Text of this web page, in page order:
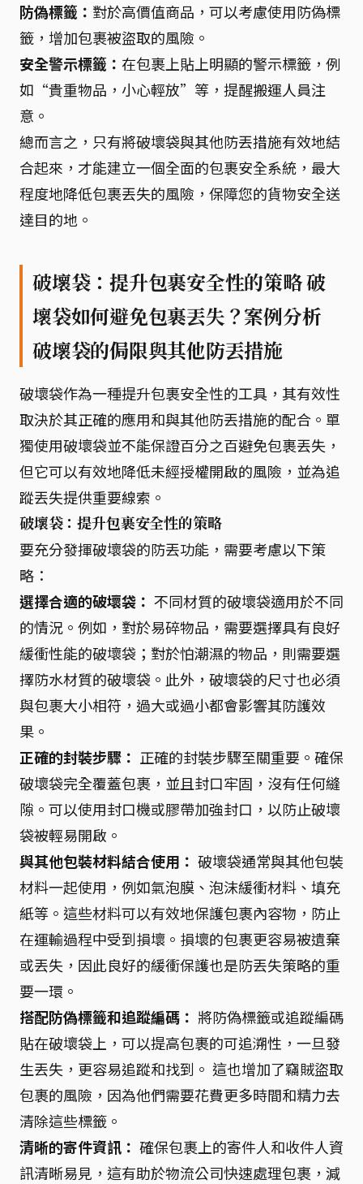
防偽標籤： 對於高價值商品，可以考慮使用防偽標
籤，增加包裹被盜取的風險。
安全警示標籤： 在包裹上貼上明顯的警示標籤，例
如“貴重物品，小心輕放”等，提醒搬運人員注
意。
總而言之，只有將破壞袋與其他防丟措施有效地結
合起來，才能建立一個全面的包裹安全系統，最大
程度地降低包裹丟失的風險，保障您的貨物安全送
達目的地。
破壞袋：提升包裹安全性的策略 破
壞袋如何避免包裹丟失？案例分析
破壞袋的侷限與其他防丟措施
破壞袋作為一種提升包裹安全性的工具，其有效性
取決於其正確的應用和與其他防丟措施的配合。單
獨使用破壞袋並不能保證百分之百避免包裹丟失，
但它可以有效地降低未經授權開啟的風險，並為追
蹤丟失提供重要線索。
破壞袋：提升包裹安全性的策略
要充分發揮破壞袋的防丟功能，需要考慮以下策
略：
選擇合適的破壞袋： 不同材質的破壞袋適用於不同
的情況。例如，對於易碎物品，需要選擇具有良好
緩衝性能的破壞袋；對於怕潮濕的物品，則需要選
擇防水材質的破壞袋。此外，破壞袋的尺寸也必須
與包裹大小相符，過大或過小都會影響其防護效
果。
正確的封裝步驟： 正確的封裝步驟至關重要。確保
破壞袋完全覆蓋包裹，並且封口牢固，沒有任何縫
隙。可以使用封口機或膠帶加強封口，以防止破壞
袋被輕易開啟。
與其他包裝材料結合使用： 破壞袋通常與其他包裝
材料一起使用，例如氣泡膜、泡沫緩衝材料、填充
紙等。這些材料可以有效地保護包裹內容物，防止
在運輸過程中受到損壞。損壞的包裹更容易被遺棄
或丟失，因此良好的緩衝保護也是防丟失策略的重
要一環。
搭配防偽標籤和追蹤編碼： 將防偽標籤或追蹤編碼
貼在破壞袋上，可以提高包裹的可追溯性，一旦發
生丟失，更容易追蹤和找到。 這也增加了竊賊盜取
包裹的風險，因為他們需要花費更多時間和精力去
清除這些標籤。
清晰的寄件資訊： 確保包裹上的寄件人和收件人資
訊清晰易見，這有助於物流公司快速處理包裹，減